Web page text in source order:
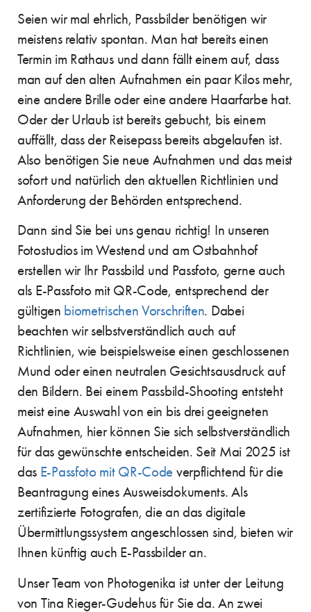
Seien wir mal ehrlich, Passbilder benötigen wir
meistens relativ spontan. Man hat bereits einen
Termin im Rathaus und dann fällt einem auf, dass
man auf den alten Aufnahmen ein paar Kilos mehr,
eine andere Brille oder eine andere Haarfarbe hat.
Oder der Urlaub ist bereits gebucht, bis einem
auffällt, dass der Reisepass bereits abgelaufen ist.
Also benötigen Sie neue Aufnahmen und das meist
sofort und natürlich den aktuellen Richtlinien und
Anforderung der Behörden entsprechend.
Dann sind Sie bei uns genau richtig! In unseren
Fotostudios im Westend und am Ostbahnhof
erstellen wir Ihr Passbild und Passfoto, gerne auch
als E-Passfoto mit QR-Code, entsprechend der
gültigen biometrischen Vorschriften. Dabei
beachten wir selbstverständlich auch auf
Richtlinien, wie beispielsweise einen geschlossenen
Mund oder einen neutralen Gesichtsausdruck auf
den Bildern. Bei einem Passbild-Shooting entsteht
meist eine Auswahl von ein bis drei geeigneten
Aufnahmen, hier können Sie sich selbstverständlich
für das gewünschte entscheiden. Seit Mai 2025 ist
das E-Passfoto mit QR-Code verpflichtend für die
Beantragung eines Ausweisdokuments. Als
zertifizierte Fotografen, die an das digitale
Übermittlungssystem angeschlossen sind, bieten wir
Ihnen künftig auch E-Passbilder an.
Unser Team von Photogenika ist unter der Leitung
von Tina Rieger-Gudehus für Sie da. An zwei